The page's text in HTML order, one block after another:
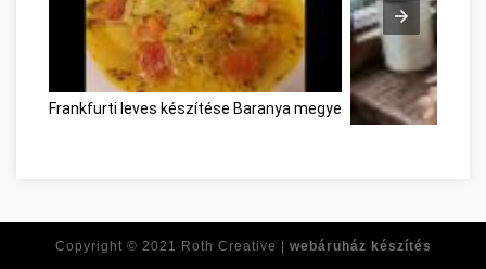
Frankfurti leves készítése Baranya megye
Copyright © 2021 Roth Creative | webáruház készítés